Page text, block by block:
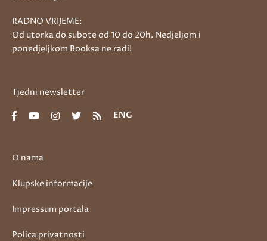
O nama
Klupske informacije
Impressum portala
Polica privatnosti
RADNO VRIJEME:
Od utorka do subote od 10 do 20h. Nedjeljom i
ponedjeljkom Booksa ne radi!
Tjedni newsletter
ENG